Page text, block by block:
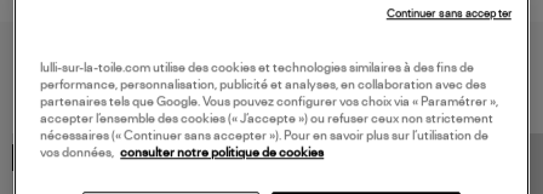
VOUS AIMEREZ AUSSI
MADE IN FRANCE MADE IN EUROPE
lulli-sur-la-toile.com utilise des cookies et technologies similaires à des fins de
performance, personnalisation, publicité et analyses, en collaboration avec des
partenaires tels que Google. Vous pouvez configurer vos choix via « Paramétrer »,
accepter l’ensemble des cookies (« J’accepte ») ou refuser ceux non strictement
nécessaires (« Continuer sans accepter »). Pour en savoir plus sur l’utilisation de
vos données,
consulter notre politique de cookies
Continuer sans accepter